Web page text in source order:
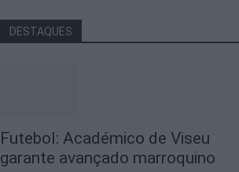
DESTAQUES
Futebol: Académico de Viseu
garante avançado marroquino